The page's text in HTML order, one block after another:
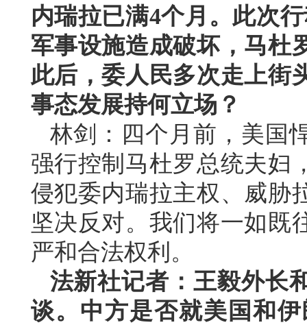
内瑞拉已满4个月。此次
军事设施造成破坏，马杜
此后，委人民多次走上街
事态发展持何立场？
林剑：四个月前，美国
强行控制马杜罗总统夫妇
侵犯委内瑞拉主权、威胁
坚决反对。我们将一如既
严和合法权利。
法新社记者：王毅外长
谈。中方是否就美国和